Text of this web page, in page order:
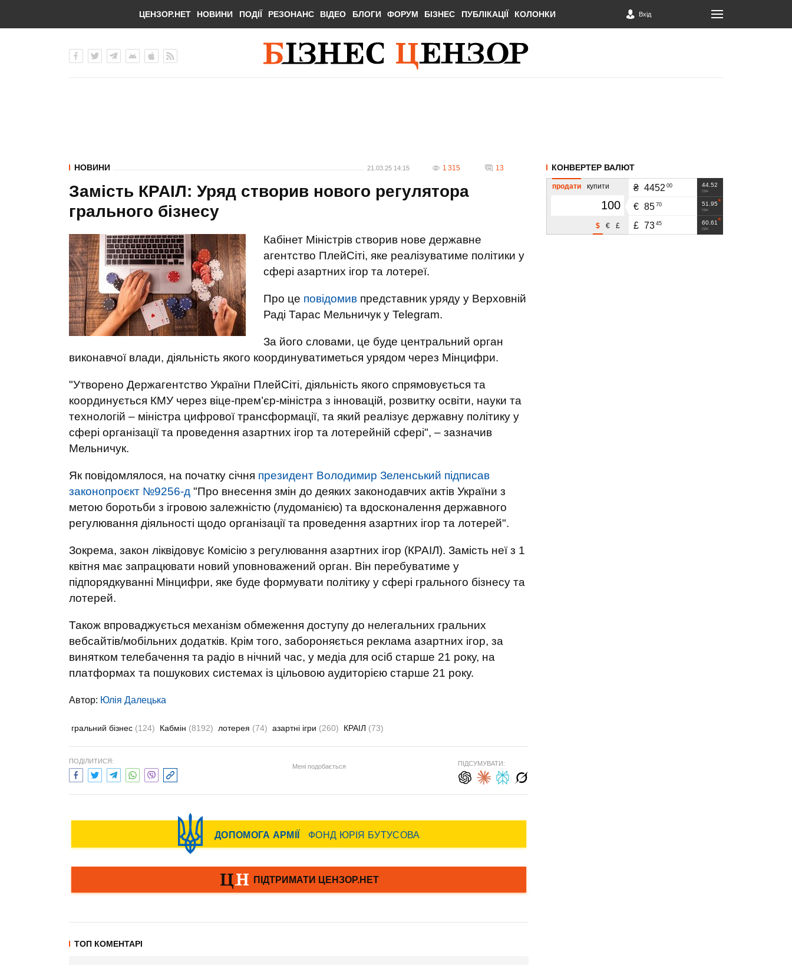
ЦЕНЗОР.НЕТ НОВИНИ ПОДІЇ РЕЗОНАНС ВІДЕО БЛОГИ ФОРУМ БІЗНЕС ПУБЛІКАЦІЇ КОЛОНКИ Вхід
НОВИНИ 21.03.25 14:15 1 315 13
Замість КРАІЛ: Уряд створив нового регулятора
грального бізнесу
Кабінет Міністрів створив нове державне
агентство ПлейСіті, яке реалізуватиме політики у
сфері азартних ігор та лотереї.
Про це повідомив представник уряду у Верховній
Раді Тарас Мельничук у Telegram.
За його словами, це буде центральний орган
виконавчої влади, діяльність якого координуватиметься урядом через Мінцифри.
"Утворено Держагентство України ПлейСіті, діяльність якого спрямовується та
координується КМУ через віце-прем’єр-міністра з інновацій, розвитку освіти, науки та
технологій – міністра цифрової трансформації, та який реалізує державну політику у
сфері організації та проведення азартних ігор та лотерейній сфері", – зазначив
Мельничук.
Як повідомлялося, на початку січня президент Володимир Зеленський підписав
законопроєкт №9256-д "Про внесення змін до деяких законодавчих актів України з
метою боротьби з ігровою залежністю (лудоманією) та вдосконалення державного
регулювання діяльності щодо організації та проведення азартних ігор та лотерей".
Зокрема, закон ліквідовує Комісію з регулювання азартних ігор (КРАІЛ). Замість неї з 1
квітня має запрацювати новий уповноважений орган. Він перебуватиме у
підпорядкуванні Мінцифри, яке буде формувати політику у сфері грального бізнесу та
лотерей.
Також впроваджується механізм обмеження доступу до нелегальних гральних
вебсайтів/мобільних додатків. Крім того, забороняється реклама азартних ігор, за
винятком телебачення та радіо в нічний час, у медіа для осіб старше 21 року, на
платформах та пошукових системах із цільовою аудиторією старше 21 року.
Автор: Юлiя Далецька
гральний бізнес (124) Кабмін (8192) лотерея (74) азартні ігри (260) КРАІЛ (73)
ПОДІЛИТИСЯ:
Мені подобається ПІДСУМУВАТИ:
ТОП КОМЕНТАРІ
КОНВЕРТЕР ВАЛЮТ
продати купити
£
€
$
44.52
грн
₴ 4452 00
51.95
грн
€ 85 70
60.61
грн
£ 73 45